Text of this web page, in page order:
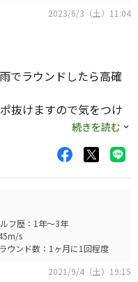
2023/6/3（土）11:04
でラウンドしたら高確
抜けますので気をつけ
らなかったのが二回あ
て、それをアテにして
ますのでそのあたり気
続きを読む
フ歴：1年～3年
s
ウンド数：1ヶ月に1回程度
2021/9/4（土）19:15